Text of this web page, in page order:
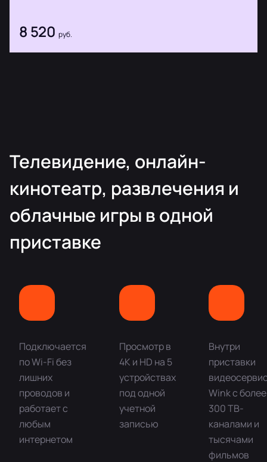
8 520 руб.
Телевидение, онлайн-
кинотеатр, развлечения и
облачные игры в одной
приставке
Подключается
по Wi-Fi без
лишних
проводов и
работает с
любым
интернетом
Просмотр в
4K и HD на 5
устройствах
под одной
учетной
записью
Внутри
приставки
Wink с более
300 ТВ-
каналами и
тысячами
фильмов